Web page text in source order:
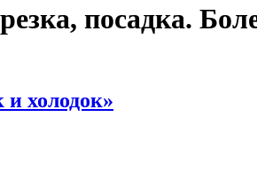
посадка.
холодок»